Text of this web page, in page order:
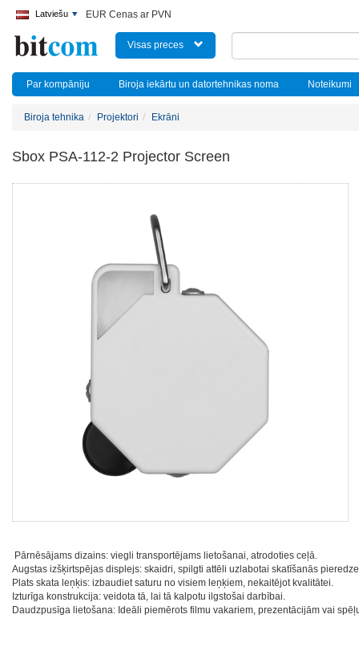
Latviešu EUR Cenas ar PVN
Visas preces
Par kompāniju Biroja iekārtu un datortehnikas noma Noteikumi
Biroja tehnika Projektori Ekrāni
Sbox PSA-112-2 Projector Screen
Pārnēsājams dizains: viegli transportējams lietošanai, atrodoties ceļā.
Augstas izšķirtspējas displejs: skaidri, spilgti attēli uzlabotai skatīšanās
Plats skata leņķis: izbaudiet saturu no visiem leņķiem, nekaitējot kvalitātei.
Izturīga konstrukcija: veidota tā, lai tā kalpotu ilgstošai darbībai.
Daudzpusīga lietošana: Ideāli piemērots filmu vakariem, prezentācijām vai